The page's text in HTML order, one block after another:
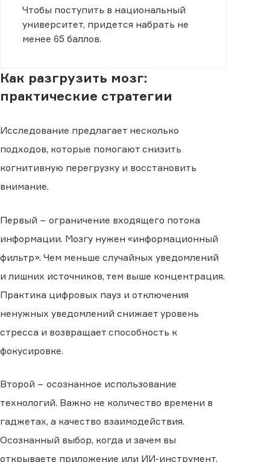
абитуриентов
Чтобы поступить в национальный
университет, придется набрать не
менее 65 баллов.
Как разгрузить мозг:
практические стратегии
Исследование предлагает несколько
подходов, которые помогают снизить
когнитивную перегрузку и восстановить
внимание.
Первый − ограничение входящего потока
информации. Мозгу нужен «информационный
фильтр». Чем меньше случайных уведомлений
и лишних источников, тем выше концентрация.
Практика цифровых пауз и отключения
ненужных уведомлений снижает уровень
стресса и возвращает способность к
фокусировке.
Второй − осознанное использование
технологий. Важно не количество времени в
гаджетах, а качество взаимодействия.
Осознанный выбор, когда и зачем вы
открываете приложение или ИИ-инструмент,